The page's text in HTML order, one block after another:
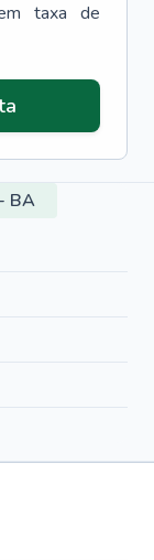
taxa de
BA